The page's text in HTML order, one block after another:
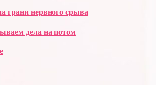
грани нервного срыва
дела на потом